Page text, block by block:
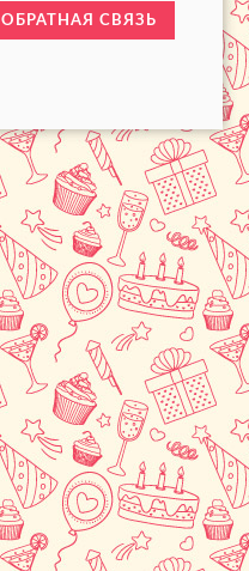
ОБРАТНАЯ СВЯЗЬ